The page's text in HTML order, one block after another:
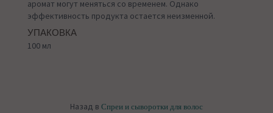
аромат могут меняться со временем. Однако
эффективность продукта остается неизменной.
УПАКОВКА
100 мл
Назад в Спреи и сыворотки для волос